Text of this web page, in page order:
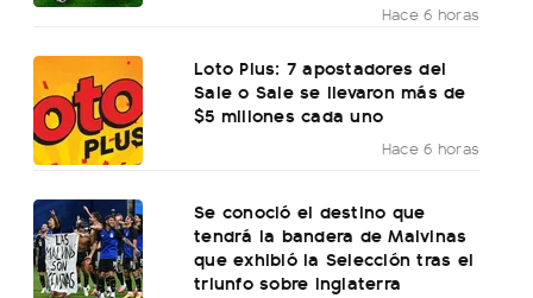
Hace 6 horas
Loto Plus: 7 apostadores del
Sale o Sale se llevaron más de
$5 millones cada uno
Hace 6 horas
Se conoció el destino que
tendrá la bandera de Malvinas
que exhibió la Selección tras el
triunfo sobre Inglaterra